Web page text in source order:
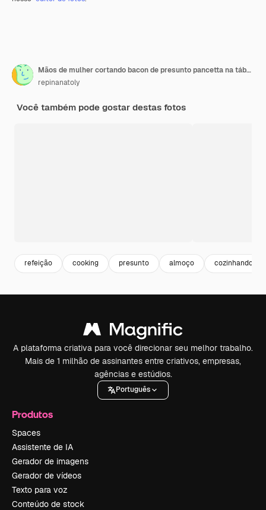
Mãos de mulher cortando bacon de presunto pancetta na tábua de madeira na cozinha doméstica
repinanatoly
Você também pode gostar destas fotos
refeição cooking presunto almoço cozinhando
A plataforma criativa para você direcionar seu melhor trabalho.
Mais de 1 milhão de assinantes entre criativos, empresas,
agências e estúdios.
Português
Produtos
Spaces
Assistente de IA
Gerador de imagens
Gerador de vídeos
Texto para voz
Conteúdo de stock